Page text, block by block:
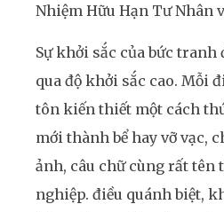
Nhiệm Hữu Hạn Tư Nhân
Sự khởi sắc của bức tranh
qua độ khởi sắc cao. Mỗi
tôn kiến thiết một cách
mới thành bể hay vỡ vạc,
ảnh, câu chữ cùng rất tên
nghiệp. điều quánh biệt,